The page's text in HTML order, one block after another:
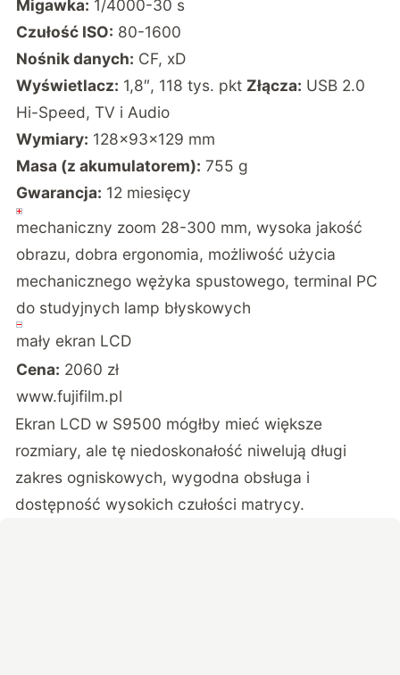
Migawka: 1/4000-30 s
Czułość ISO: 80-1600
Nośnik danych: CF, xD
Wyświetlacz: 1,8″, 118 tys. pkt Złącza: USB 2.0
Hi-Speed, TV i Audio
Wymiary: 128x93x129 mm
Masa (z akumulatorem): 755 g
Gwarancja: 12 miesięcy
mechaniczny zoom 28-300 mm, wysoka jakość
obrazu, dobra ergonomia, możliwość użycia
mechanicznego wężyka spustowego, terminal PC
do studyjnych lamp błyskowych
mały ekran LCD
Cena: 2060 zł
www.fujifilm.pl
Ekran LCD w S9500 mógłby mieć większe
rozmiary, ale tę niedoskonałość niwelują długi
zakres ogniskowych, wygodna obsługa i
dostępność wysokich czułości matrycy.